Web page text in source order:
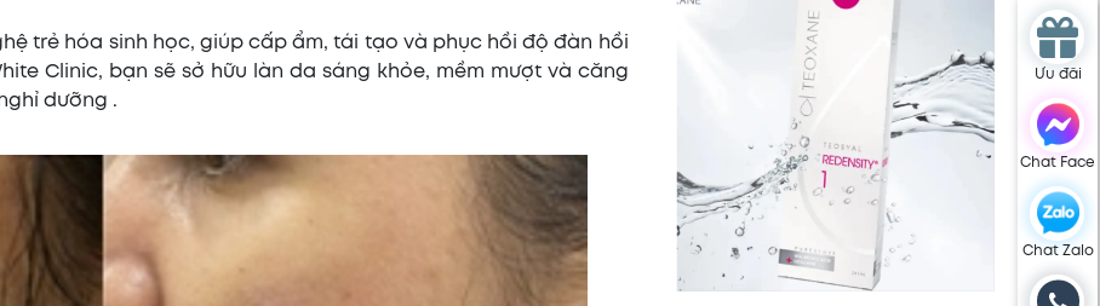
Ưu đãi
Chat Face
Chat Zalo
trẻ hóa sinh học, giúp cấp ẩm, tái tạo và phục hồi độ đàn hồi
Clinic, bạn sẽ sở hữu làn da sáng khỏe, mềm mượt và căng
dưỡng .